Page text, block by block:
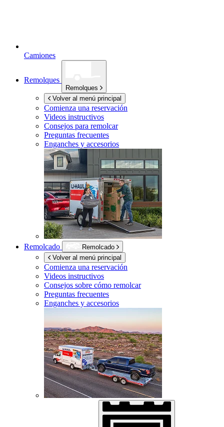
Camiones
Remolques
Remolques
Volver al menú principal
Comienza una reservación
Videos instructivos
Consejos para remolcar
Preguntas frecuentes
Enganches y accesorios
Remolcado
Remolcado
Volver al menú principal
Comienza una reservación
Videos instructivos
Consejos sobre cómo remolcar
Preguntas frecuentes
Enganches y accesorios